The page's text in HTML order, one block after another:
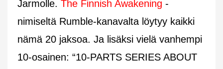
Jarmolle. The Finnish Awakening -
nimiseltä Rumble-kanavalta löytyy kaikki
nämä 20 jaksoa. Ja lisäksi vielä vanhempi
10-osainen: “10-PARTS SERIES ABOUT